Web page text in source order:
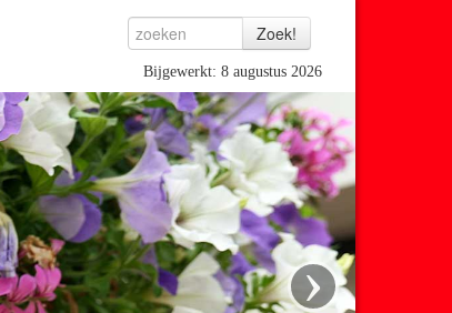
Bijgewerkt: 8 augustus 2026
›